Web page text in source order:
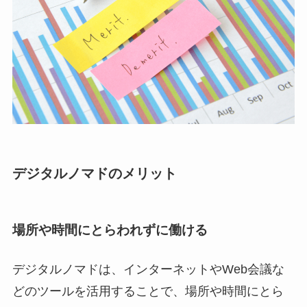
デジタルノマドのメリット
場所や時間にとらわれずに働ける
デジタルノマドは、インターネットやWeb会議な
どのツールを活用することで、場所や時間にとら